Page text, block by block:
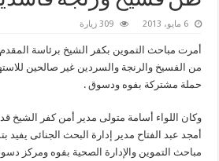
6 مايو، 2013 309 زيارة
أمرت مباحث التموين بكفر الشيخ برئاسة المقدم
من الفسيخ والرنجة والسردين غير صالحين
حملة مشتركة بفوه ودسوق .
وكان اللواء أسامة متولى مدير أمن كفر الشيخ
أمجد عبد الفتاح مدير إدارة البحث الجنائى يفيد
مباحث التموين والإدارة الصحية بفوه ومركز